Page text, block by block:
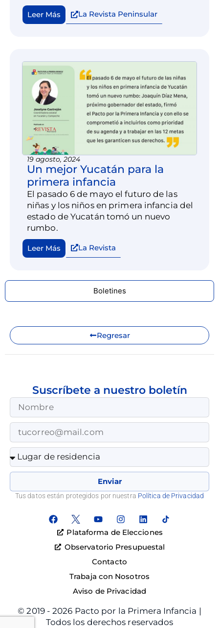
Boletines
alcanzar el desarrollo integral de todas
las niñas y niños que nacen, viven y
Leer Más La Revista Peninsular
19 agosto, 2024
Un mejor Yucatán para la
primera infancia
El pasado 6 de mayo el futuro de las
niñas y los niños en primera infancia del
estado de Yucatán tomó un nuevo
rumbo.
Leer Más La Revista
Regresar
Enviar
Suscríbete a nuestro boletín
Tus datos están protegidos por nuestra Política de Privacidad
Plataforma de Elecciones
Observatorio Presupuestal
Contacto
Trabaja con Nosotros
Aviso de Privacidad
© 2019 - 2026 Pacto por la Primera Infancia |
Todos los derechos reservados